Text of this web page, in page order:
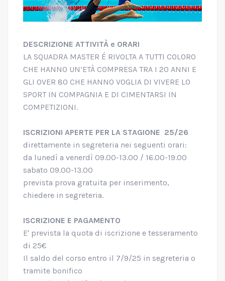
DESCRIZIONE ATTIVITÀ e ORARI
LA SQUADRA MASTER É RIVOLTA A TUTTI COLORO
CHE HANNO UN’ETÀ COMPRESA TRA I 20 ANNI E
GLI OVER 80 CHE HANNO VOGLIA DI VIVERE LO
SPORT IN COMPAGNIA E DI CIMENTARSI IN
COMPETIZIONI.
ISCRIZIONI APERTE PER LA STAGIONE 25/26
direttamente in segreteria nei seguenti orari:
da lunedì a venerdì 09.00-13.00 / 16.00-19.00
sabato 09.00-13.00
prevista prova gratuita per inserimento,
chiedere in segreteria.
ISCRIZIONE E PAGAMENTO
E' prevista la quota di iscrizione e tesseramento
di 25€
Il saldo del corso entro il 7/9/25 in segreteria o
tramite bonifico